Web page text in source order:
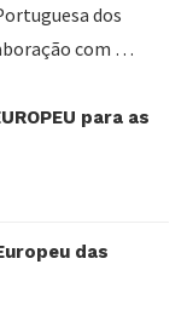
dos
com …
para as
das